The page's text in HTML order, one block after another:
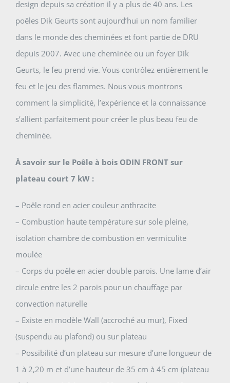
design depuis sa création il y a plus de 40 ans. Les
poêles Dik Geurts sont aujourd’hui un nom familier
dans le monde des cheminées et font partie de DRU
depuis 2007. Avec une cheminée ou un foyer Dik
Geurts, le feu prend vie. Vous contrôlez entièrement le
feu et le jeu des flammes. Nous vous montrons
comment la simplicité, l’expérience et la connaissance
s’allient parfaitement pour créer le plus beau feu de
cheminée.
À savoir sur le Poêle à bois ODIN FRONT sur
plateau court 7 kW :
– Poêle rond en acier couleur anthracite
– Combustion haute température sur sole pleine,
isolation chambre de combustion en vermiculite
moulée
– Corps du poêle en acier double parois. Une lame d’air
circule entre les 2 parois pour un chauffage par
convection naturelle
– Existe en modèle Wall (accroché au mur), Fixed
(suspendu au plafond) ou sur plateau
– Possibilité d’un plateau sur mesure d’une longueur de
1 à 2,20 m et d’une hauteur de 35 cm à 45 cm (plateau